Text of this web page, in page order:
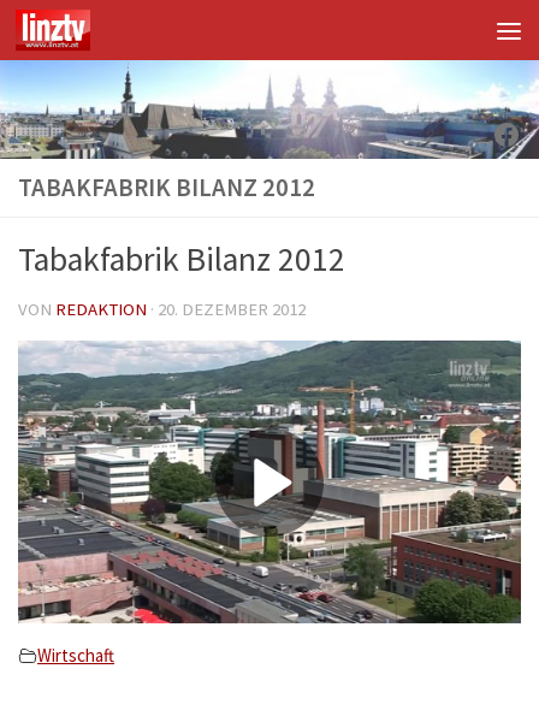
Unter dem Inhalt
TABAKFABRIK BILANZ 2012
Tabakfabrik Bilanz 2012
VON REDAKTION · 20. DEZEMBER 2012
Wirtschaft